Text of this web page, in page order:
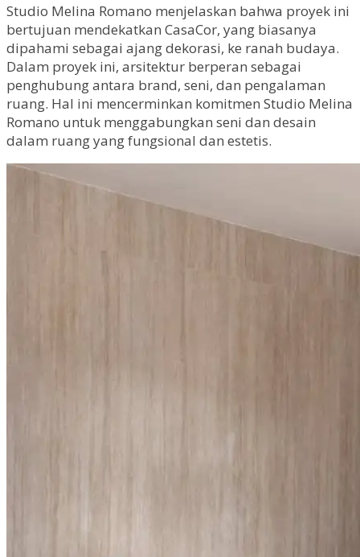
Studio Melina Romano menjelaskan bahwa proyek ini
bertujuan mendekatkan CasaCor, yang biasanya
dipahami sebagai ajang dekorasi, ke ranah budaya.
Dalam proyek ini, arsitektur berperan sebagai
penghubung antara brand, seni, dan pengalaman
ruang. Hal ini mencerminkan komitmen Studio Melina
Romano untuk menggabungkan seni dan desain
dalam ruang yang fungsional dan estetis.